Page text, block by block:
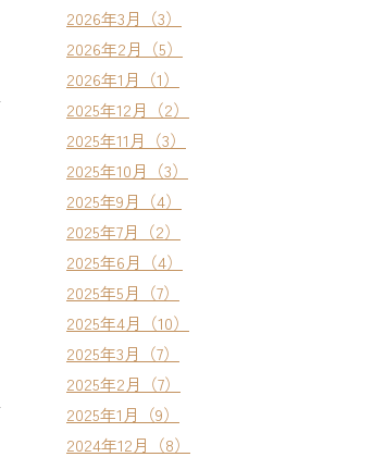
2026年3月（3）
2026年2月（5）
2026年1月（1）
2025年12月（2）
2025年11月（3）
2025年10月（3）
2025年9月（4）
2025年7月（2）
2025年6月（4）
2025年5月（7）
2025年4月（10）
2025年3月（7）
2025年2月（7）
2025年1月（9）
2024年12月（8）